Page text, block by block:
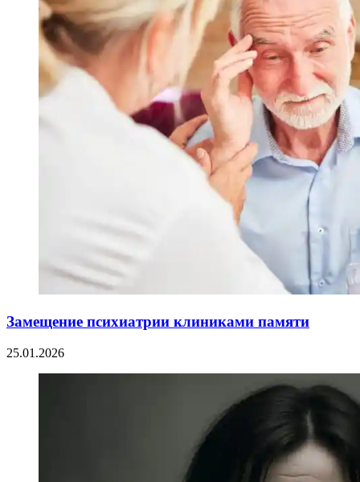
Замещение психиатрии клиниками памяти
25.01.2026